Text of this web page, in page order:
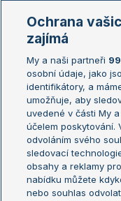
Žebříčky
Žebříček ATP (muži)
Žebříček WTA (ženy)
Sázkařský žebříček
Aktualní trendy
Ochrana
zajímá
My a naši partneři
osobní údaje, jako
identifikátory, a
umožňuje, aby
uvedené v části My
účelem poskytování.
odvoláním svého
sledovací
obsahy a reklamy
nabídku můžete
nebo souhlas